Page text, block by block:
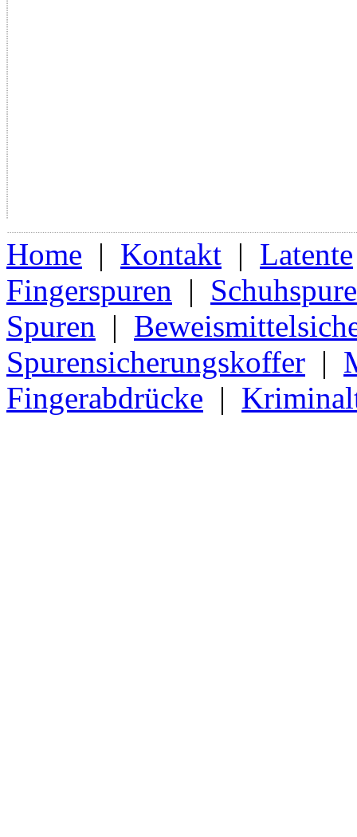
Home | Kontakt | Latente
Fingerspuren |
Spuren |
Spurensicherungskoffer |
Fingerabdrücke |